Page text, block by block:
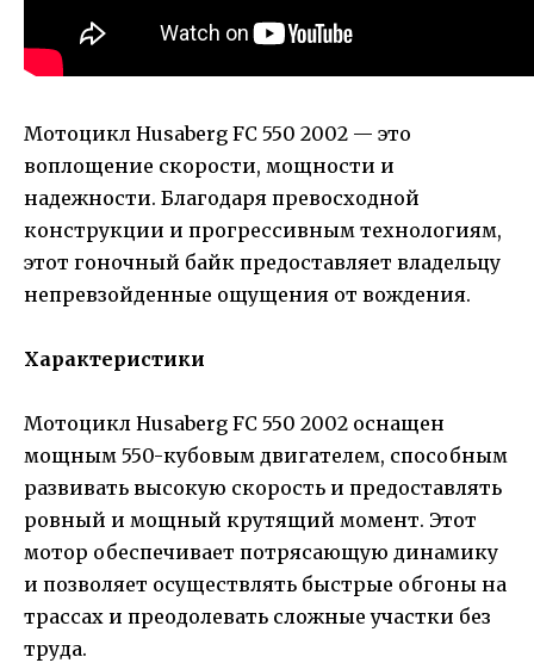
Мотоцикл Husaberg FC 550 2002 — это
воплощение скорости, мощности и
надежности. Благодаря превосходной
конструкции и прогрессивным технологиям,
этот гоночный байк предоставляет владельцу
непревзойденные ощущения от вождения.
Характеристики
Мотоцикл Husaberg FC 550 2002 оснащен
мощным 550-кубовым двигателем, способным
развивать высокую скорость и предоставлять
ровный и мощный крутящий момент. Этот
мотор обеспечивает потрясающую динамику
и позволяет осуществлять быстрые обгоны на
трассах и преодолевать сложные участки без
труда.